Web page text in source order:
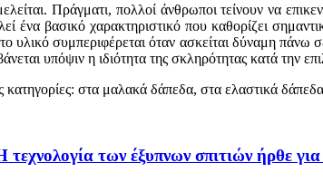
Πράγματι, πολλοί άνθρωποι τείνουν να
ένα βασικό χαρακτηριστικό που καθορίζει
συμπεριφέρεται όταν ασκείται δύναμη πάνω
υπόψιν η ιδιότητα της σκληρότητας κατά την
στα μαλακά δάπεδα, στα ελαστικά
των έξυπνων σπιτιών ήρθε για